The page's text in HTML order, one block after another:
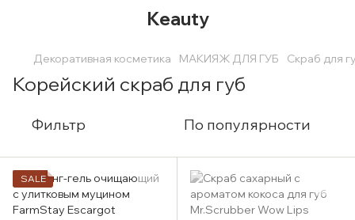
Keauty
Декоративная косметика МАКИЯЖ ДЛЯ ГУБ Скраб для
Корейский скраб для губ
Фильтр По популярности
SALE